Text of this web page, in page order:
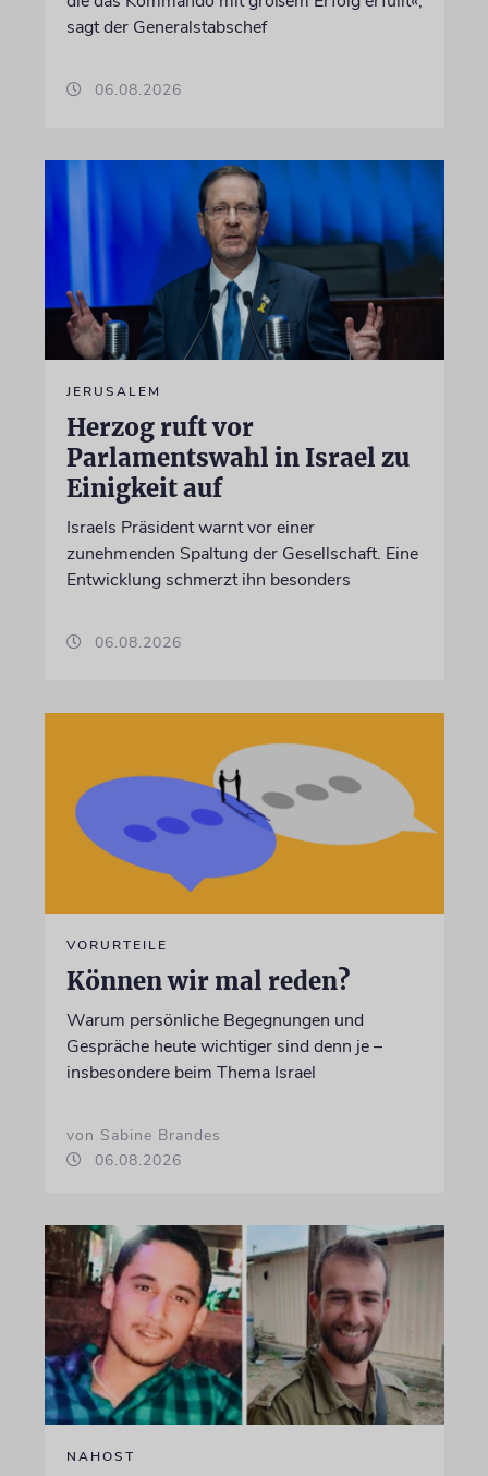
sagt der Generalstabschef
06.08.2026
JERUSALEM
Herzog ruft vor
Parlamentswahl in Israel zu
Einigkeit auf
Israels Präsident warnt vor einer
zunehmenden Spaltung der Gesellschaft. Eine
Entwicklung schmerzt ihn besonders
06.08.2026
VORURTEILE
Können wir mal reden?
Warum persönliche Begegnungen und
Gespräche heute wichtiger sind denn je –
insbesondere beim Thema Israel
von Sabine Brandes
06.08.2026
NAHOST